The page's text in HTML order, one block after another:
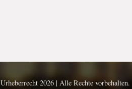
Urheberrecht 2026 | Alle Rechte vorbehalten.